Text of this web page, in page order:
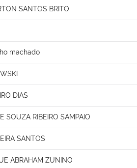
SANTOS BRITO
machado
DIAS
SOUZA RIBEIRO SAMPAIO
SANTOS
ABRAHAM ZUNINO